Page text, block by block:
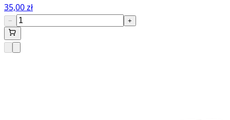
35,00 zł
− +